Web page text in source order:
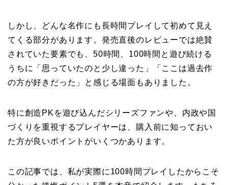
しかし、どんな名作にも長時間プレイして初めて見え
てくる部分があります。発売直後のレビューでは絶賛
されていた要素でも、50時間、100時間と遊び続ける
うちに「思っていたのと少し違った」「ここは過去作
の方が好きだった」と感じる場面もありました。
特に創造PKを遊び込んだシリーズファンや、内政や国
づくりを重視するプレイヤーは、購入前に知っておい
た方が良いポイントがいくつかあります。
この記事では、私が実際に100時間プレイしたからこそ